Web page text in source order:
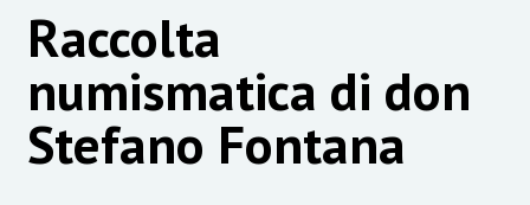
Raccolta
numismatica di don
Stefano Fontana